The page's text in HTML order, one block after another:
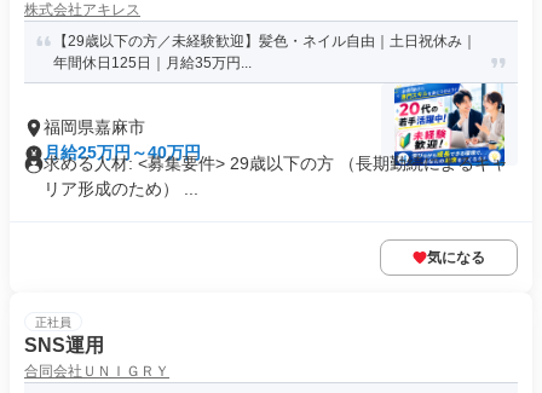
株式会社アキレス
【29歳以下の方／未経験歓迎】髪色・ネイル自由｜土日祝休み｜
年間休日125日｜月給35万円...
福岡県嘉麻市
月給25万円～40万円
求める人材: <募集要件> 29歳以下の方 （長期勤続によるキャ
リア形成のため） ...
気になる
正社員
SNS運用
合同会社ＵＮＩＧＲＹ